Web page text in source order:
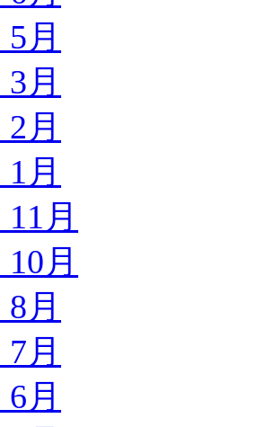
月
月
月
月
月
月
月
月
月